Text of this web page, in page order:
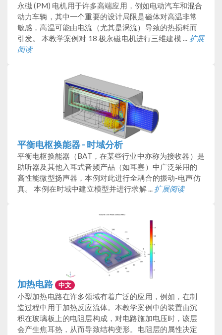
永磁 (PM) 电机用于许多高端应用，例如电动汽车和混合
动力车辆，其中一个重要的设计局限是磁体对高温非常
敏感，高温可能由电流（尤其是涡流）导致的热损耗而
引发。 本教学案例对 18 极永磁电机进行三维建模 ... 扩展
阅读
平衡电枢换能器 - 时域分析
平衡电枢换能器（BAT，在某些行业中亦称为接收器）是
助听器及其他入耳式音频产品（如耳塞）中广泛采用的
高性能微型扬声器，本例对此进行全耦合的振动-电声仿
真。 本例在时域中建立模型并进行求解 ... 扩展阅读
加热电路 中文
小型加热电路在许多领域有着广泛的应用，例如，在制
造过程中用于加热反应流体。本教学案例中的装置由沉
积在玻璃板上的电阻层构成，对电路施加电压时，该层
会产生焦耳热，从而导致结构变形。电阻层的属性决定